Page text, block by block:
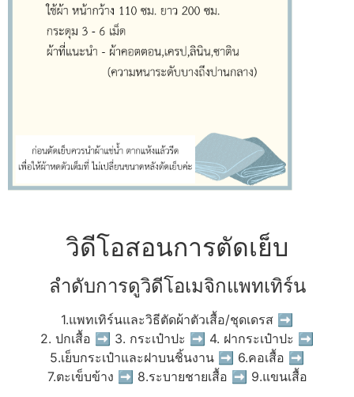
วิดีโอสอนการตัดเย็บ
ลำดับการดูวิดีโอเมจิกแพทเทิร์น
1.แพทเทิร์นและวิธีตัดผ้าตัวเสื้อ/ชุดเดรส ➡
2. ปกเสื้อ ➡ 3. กระเป๋าปะ ➡ 4. ฝากระเป๋าปะ ➡
5.เย็บกระเป๋าและฝาบนชิ้นงาน ➡ 6.คอเสื้อ ➡
7.ตะเข็บข้าง ➡ 8.ระบายชายเสื้อ ➡ 9.แขนเสื้อ